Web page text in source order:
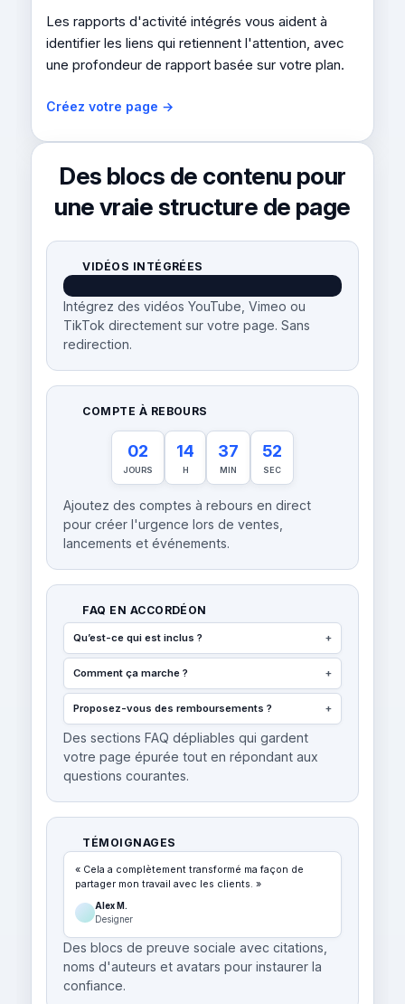
Les rapports d'activité intégrés vous aident à
identifier les liens qui retiennent l'attention, avec
une profondeur de rapport basée sur votre plan.
Créez votre page →
Des blocs de contenu pour
une vraie structure de page
VIDÉOS INTÉGRÉES
Intégrez des vidéos YouTube, Vimeo ou
TikTok directement sur votre page. Sans
redirection.
COMPTE À REBOURS
02
JOURS
14
H
37
MIN
52
SEC
Ajoutez des comptes à rebours en direct
pour créer l'urgence lors de ventes,
lancements et événements.
FAQ EN ACCORDÉON
Qu’est-ce qui est inclus ? +
Comment ça marche ? +
Proposez-vous des remboursements ? +
Des sections FAQ dépliables qui gardent
votre page épurée tout en répondant aux
questions courantes.
TÉMOIGNAGES
« Cela a complètement transformé ma façon de
partager mon travail avec les clients. »
Alex M.
Designer
Des blocs de preuve sociale avec citations,
noms d'auteurs et avatars pour instaurer la
confiance.